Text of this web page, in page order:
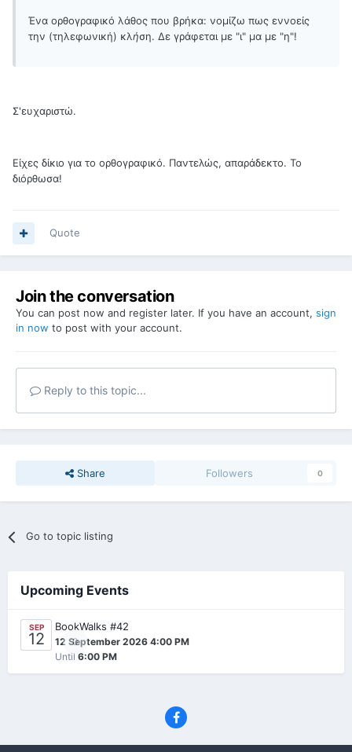
Ένα ορθογραφικό λάθος που βρήκα: νομίζω πως εννοείς
την (τηλεφωνική) κλήση. Δε γράφεται με "ι" μα με "η"!
Σ'ευχαριστώ.
Είχες δίκιο για το ορθογραφικό. Παντελώς, απαράδεκτο. Το
διόρθωσα!
Quote
Join the conversation
You can post now and register later. If you have an account, sign
in now to post with your account.
Reply to this topic...
Share Followers 0
Go to topic listing
Upcoming Events
SEP
12 0
BookWalks #42
12 September 2026 4:00 PM
Until 6:00 PM